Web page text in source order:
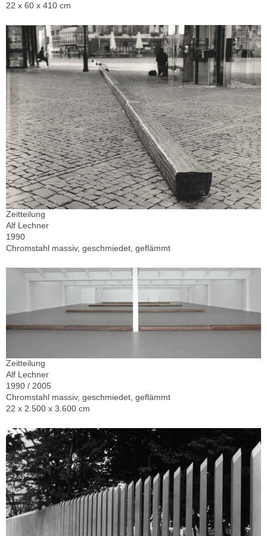
22 x 60 x 410 cm
Zeitteilung
Alf Lechner
1990
Chromstahl massiv, geschmiedet, geflämmt
Zeitteilung
Alf Lechner
1990 / 2005
Chromstahl massiv, geschmiedet, geflämmt
22 x 2.500 x 3.600 cm